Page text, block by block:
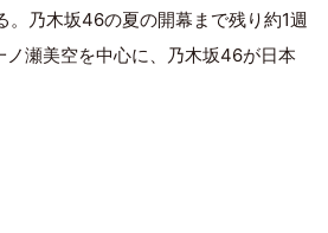
。乃木坂46の夏の開幕まで残り約1週
瀬美空を中心に、乃木坂46が日本